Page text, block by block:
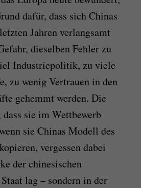
dafür, dass sich Chinas
Jahren verlangsamt
dieselben Fehler zu
Industriepolitik, zu viele
zu wenig Vertrauen in den
gehemmt werden. Die
sie im Wettbewerb
sie Chinas Modell des
vergessen dabei
der chinesischen
lag – sondern in der